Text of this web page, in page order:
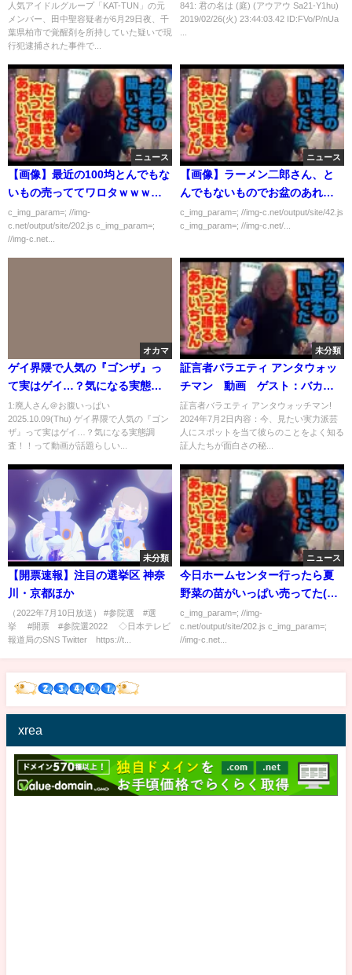
人気アイドルグループ「KAT-TUN」の元
メンバー、田中聖容疑者が6月29日夜、千
葉県柏市で覚醒剤を所持していた疑いで現
行犯逮捕された事件で...
841: 君の名は (庭) (アウアウ Sa21-Y1hu)
2019/02/26(火) 23:44:03.42 ID:FVo/P/nUa
ニュース
【画像】最近の100均とんでもな
いもの売っててワロタｗｗｗｗ
ｗ
c_img_param=; //img-
c.net/output/site/202.js c_img_param=;
//img-c.net...
ニュース
【画像】ラーメン二郎さん、と
んでもないものでお盆のあれを
作ってしまう
c_img_param=; //img-c.net/output/site/42.js
c_img_param=; //img-c.net/...
オカマ
ゲイ界隈で人気の『ゴンザ』っ
て実はゲイ…？気になる実態調
査！！
1:廃人さん＠お腹いっぱい
2025.10.09(Thu) ゲイ界隈で人気の『ゴン
ザ』って実はゲイ…？気になる実態調
査！！って動画が話題らしい...
未分類
証言者バラエティ アンタウォッ
チマン 動画 ゲスト：バカリ
ズム 2024年7月2日
証言者バラエティ アンタウォッチマン!
2024年7月2日内容：今、見たい実力派芸
人にスポットを当て彼らのことをよく知る
証人たちが面白さの秘...
未分類
【開票速報】注目の選挙区 神奈
川・京都ほか
（2022年7月10日放送） #参院選 #選
挙 #開票 #参院選2022 ◇日本テレビ
報道局のSNS Twitter https://t...
ニュース
今日ホームセンター行ったら夏
野菜の苗がいっぱい売ってた(´･
ω･`)
c_img_param=; //img-
c.net/output/site/202.js c_img_param=;
//img-c.net...
xrea